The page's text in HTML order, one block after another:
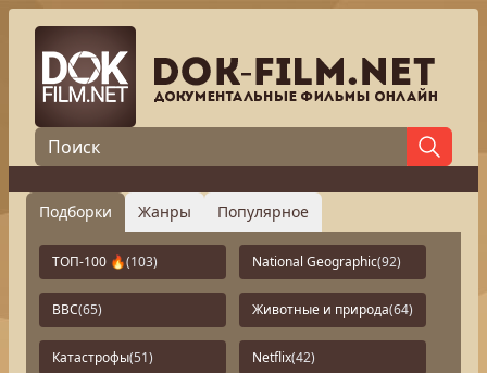
Подборки Жанры Популярное
ТОП-100 🔥(103) National Geographic(92)
BBC(65) Животные и природа(64)
Катастрофы(51) Netflix(42)